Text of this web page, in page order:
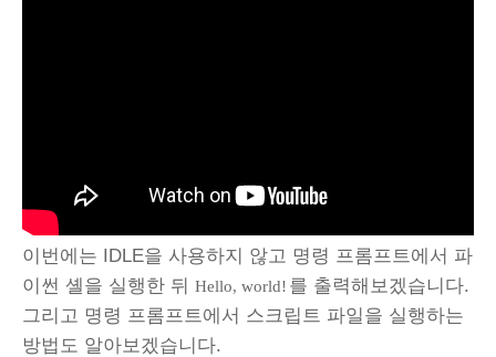
이번에는 IDLE을 사용하지 않고 명령 프롬프트에서 파
이썬 셸을 실행한 뒤 Hello, world! 를 출력해보겠습니다.
그리고 명령 프롬프트에서 스크립트 파일을 실행하는
방법도 알아보겠습니다.